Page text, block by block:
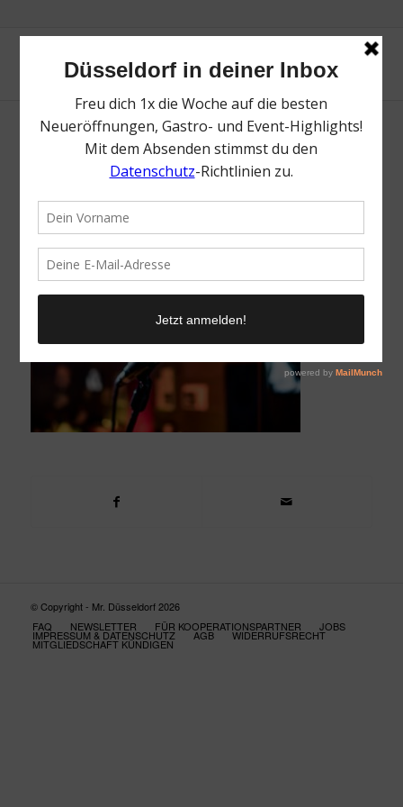
Top Karaoke Bars in Düsseldorf | Magazin |
© Copyright - Mr. Düsseldorf 2026
FAQ
NEWSLETTER FÜR KOOPERATIONSPARTNER JOBS
IMPRESSUM & DATENSCHUTZ AGB WIDERRUFSRECHT
MITGLIEDSCHAFT KÜNDIGEN